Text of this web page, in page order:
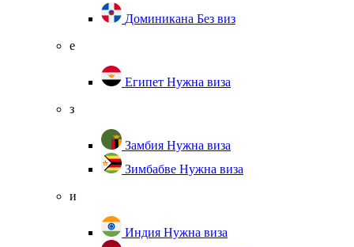
Доминикана Без виз
е
Египет Нужна виза
з
Замбия Нужна виза
Зимбабве Нужна виза
и
Индия Нужна виза